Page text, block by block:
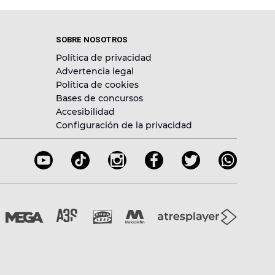
SOBRE NOSOTROS
Política de privacidad
Advertencia legal
Política de cookies
Bases de concursos
Accesibilidad
Configuración de la privacidad